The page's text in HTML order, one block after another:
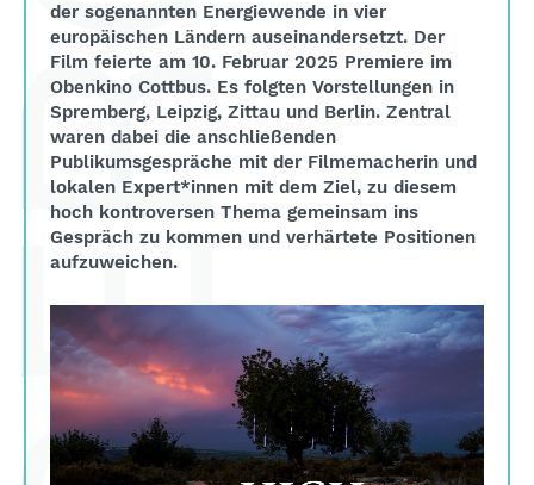
der sogenannten Energiewende in vier
europäischen Ländern auseinandersetzt. Der
Film feierte am 10. Februar 2025 Premiere im
Obenkino Cottbus. Es folgten Vorstellungen in
Spremberg, Leipzig, Zittau und Berlin. Zentral
waren dabei die anschließenden
Publikumsgespräche mit der Filmemacherin und
lokalen Expert*innen mit dem Ziel, zu diesem
hoch kontroversen Thema gemeinsam ins
Gespräch zu kommen und verhärtete Positionen
aufzuweichen.